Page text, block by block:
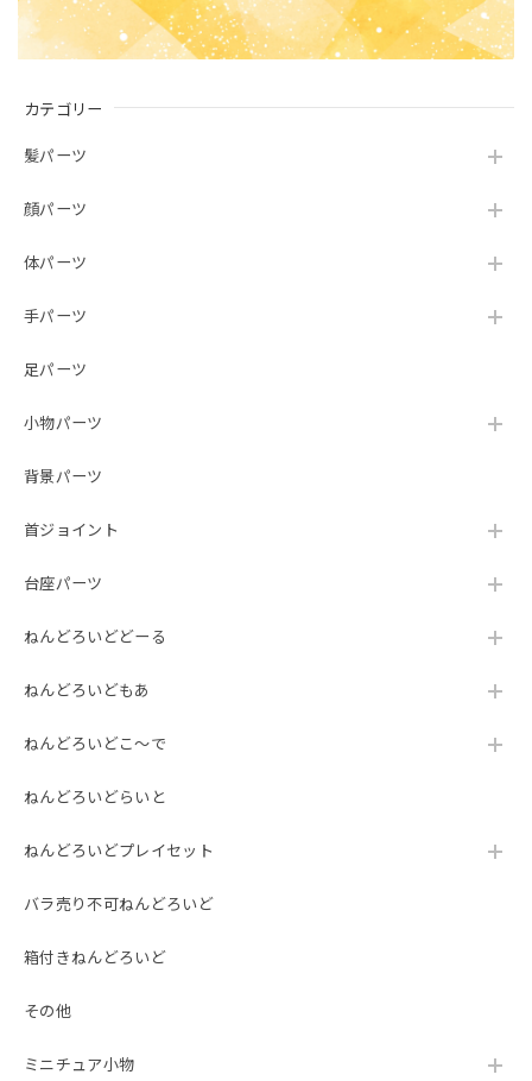
カテゴリー
髪パーツ
顔パーツ
体パーツ
手パーツ
足パーツ
小物パーツ
背景パーツ
首ジョイント
台座パーツ
ねんどろいどどーる
ねんどろいどもあ
ねんどろいどこ～で
ねんどろいどらいと
ねんどろいどプレイセット
バラ売り不可ねんどろいど
箱付きねんどろいど
その他
ミニチュア小物